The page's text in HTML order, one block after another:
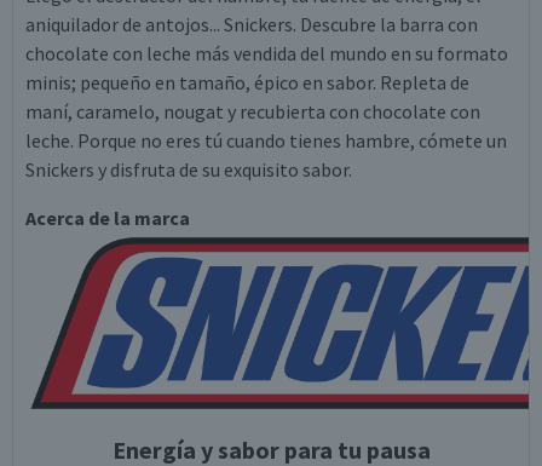
aniquilador de antojos... Snickers. Descubre la barra con
chocolate con leche más vendida del mundo en su formato
minis; pequeño en tamaño, épico en sabor. Repleta de
maní, caramelo, nougat y recubierta con chocolate con
leche. Porque no eres tú cuando tienes hambre, cómete un
Snickers y disfruta de su exquisito sabor.
Acerca de la marca
Energía y sabor para tu pausa